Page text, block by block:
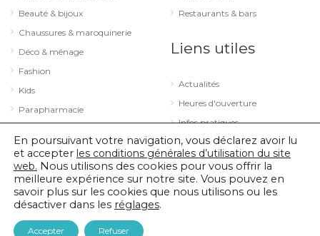
Beauté & bijoux
Chaussures & maroquinerie
Déco & ménage
Fashion
Kids
Parapharmacie
Sport & loisirs
Technologie & optique
Restaurants & bars
Liens utiles
Actualités
Heures d'ouverture
Infos pratiques
© 2026 City Concorde |Mentions légales
En poursuivant votre navigation, vous déclarez avoir lu
et accepter les conditions générales d’utilisation du site
web. Nous utilisons des cookies pour vous offrir la
meilleure expérience sur notre site. Vous pouvez en
savoir plus sur les cookies que nous utilisons ou les
désactiver dans les réglages.
Accepter Refuser